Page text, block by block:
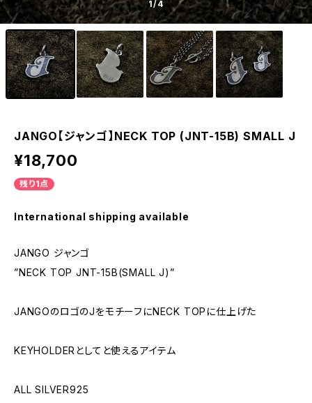
1/4
JANGO【ジャンゴ】NECK TOP (JNT-15B) SMALL J
¥18,700
残り1点
International shipping available
JANGO ジャンゴ
”NECK TOP JNT-15B(SMALL J)”
JANGOのロゴのJをモチーフにNECK TOPに仕上げた
KEYHOLDERとしてと使えるアイテム
ALL SILVER925